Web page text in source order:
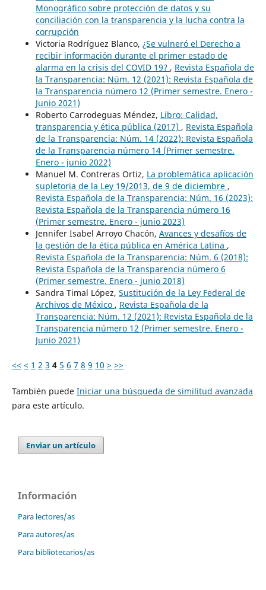
Monográfico sobre protección de datos y su
conciliación con la transparencia y la lucha contra la
corrupción
Victoria Rodríguez Blanco, ¿Se vulneró el Derecho a
recibir información durante el primer estado de
alarma en la crisis del COVID 19? , Revista Española de
la Transparencia: Núm. 12 (2021): Revista Española de
la Transparencia número 12 (Primer semestre. Enero -
Junio 2021)
Roberto Carrodeguas Méndez, Libro: Calidad,
transparencia y ética pública (2017) , Revista Española
de la Transparencia: Núm. 14 (2022): Revista Española
de la Transparencia número 14 (Primer semestre.
Enero - junio 2022)
Manuel M. Contreras Ortiz, La problemática aplicación
supletoria de la Ley 19/2013, de 9 de diciembre ,
Revista Española de la Transparencia: Núm. 16 (2023):
Revista Española de la Transparencia número 16
(Primer semestre. Enero - junio 2023)
Jennifer Isabel Arroyo Chacón, Avances y desafíos de
la gestión de la ética pública en América Latina ,
Revista Española de la Transparencia: Núm. 6 (2018):
Revista Española de la Transparencia número 6
(Primer semestre. Enero - junio 2018)
Sandra Timal López, Sustitución de la Ley Federal de
Archivos de México , Revista Española de la
Transparencia: Núm. 12 (2021): Revista Española de la
Transparencia número 12 (Primer semestre. Enero -
Junio 2021)
<< < 1 2 3 4 5 6 7 8 9 10 > >>
También puede Iniciar una búsqueda de similitud avanzada
para este artículo.
Enviar un artículo
Información
Para lectores/as
Para autores/as
Para bibliotecarios/as